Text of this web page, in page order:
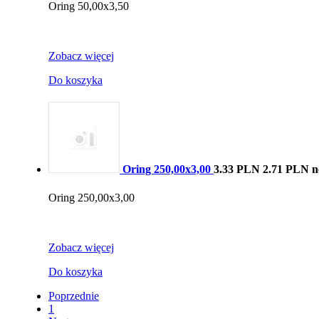
Oring 50,00x3,50
Zobacz więcej
Do koszyka
Oring 250,00x3,00 3.33 PLN 2.71 PLN
Oring 250,00x3,00
Zobacz więcej
Do koszyka
Poprzednie
1